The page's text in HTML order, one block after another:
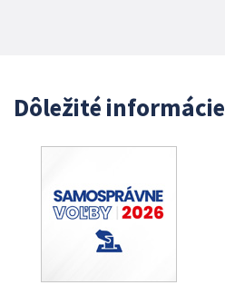
Dôležité informácie